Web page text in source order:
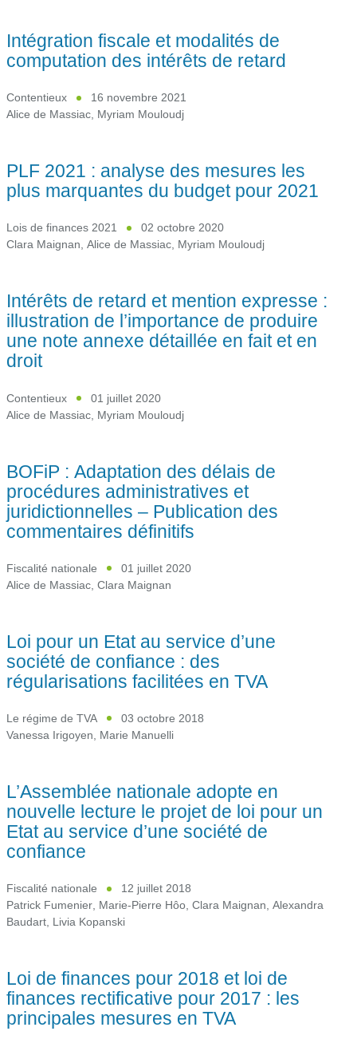
Intégration fiscale et modalités de
computation des intérêts de retard
Contentieux
16 novembre 2021
Alice de Massiac, Myriam Mouloudj
PLF 2021 : analyse des mesures les
plus marquantes du budget pour 2021
Lois de finances 2021
02 octobre 2020
Clara Maignan, Alice de Massiac, Myriam Mouloudj
Intérêts de retard et mention expresse :
illustration de l’importance de produire
une note annexe détaillée en fait et en
droit
Contentieux
01 juillet 2020
Alice de Massiac Myriam Mouloudj
BOFiP : Adaptation des délais de
procédures administratives et
juridictionnelles – Publication des
commentaires définitifs
Fiscalité nationale
01 juillet 2020
Alice de Massiac, Clara Maignan
Loi pour un Etat au service d’une
société de confiance : des
régularisations facilitées en TVA
Le régime de TVA
03 octobre 2018
Vanessa Irigoyen, Marie Manuelli
L’Assemblée nationale adopte en
nouvelle lecture le projet de loi pour un
Etat au service d’une société de
confiance
Fiscalité nationale
12 juillet 2018
Patrick Fumenier, Marie-Pierre Hôo, Clara Maignan, Alexandra
Baudart, Livia Kopanski
Loi de finances pour 2018 et loi de
finances rectificative pour 2017 : les
principales mesures en TVA